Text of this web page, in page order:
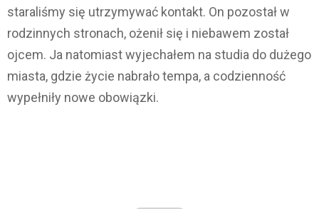
staraliśmy się utrzymywać kontakt. On pozostał w
rodzinnych stronach, ożenił się i niebawem został
ojcem. Ja natomiast wyjechałem na studia do dużego
miasta, gdzie życie nabrało tempa, a codzienność
wypełniły nowe obowiązki.